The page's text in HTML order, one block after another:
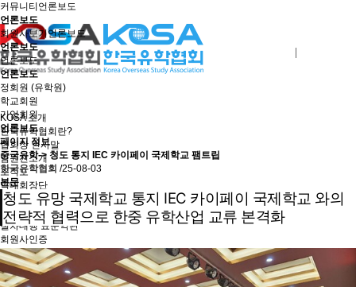
KOSA 소개
한국유학협회란?
협회장 인사말
임원진소개
조직도
역대회장단
회칙/정관
윤리강령
절차대행 표준약관
회원사인증
오시는길
회원사보기
정회원(유학원)
커뮤니티 언론보도
언론보도
회원사보기언론보도
언론보도
언론보도
언론보도
정회원 (유학원)
학교회원
기업회원
언론보도
페이지 정보
중국유학-> 청도 통지 IEC 카이페이 국제학교 팸트립
한국유학협회 /25-08-03
본문
청도 유망 국제학교 통지 IEC 카이페이 국제학교 와의
전략적 협력으로 한중 유학산업 교류 본격화